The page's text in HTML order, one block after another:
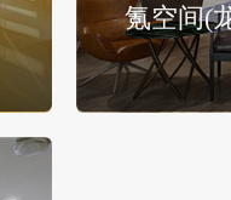
氪空间(